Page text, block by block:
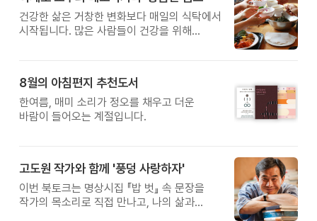
건강한 삶은 거창한 변화보다 매일의 식탁에서
시작됩니다. 많은 사람들이 건강을 위해
받은 이계호 교수와 함께하는 태초먹거리
황금변 캠프
8월의 아침편지 추천도서
한여름, 매미 소리가 정오를 채우고 더운
바람이 들어오는 계절입니다.
고도원 작가와 함께 '풍덩 사랑하자'
이번 북토크는 명상시집 『밥 벗』 속 문장을
작가의 목소리로 직접 만나고, 나의 삶과